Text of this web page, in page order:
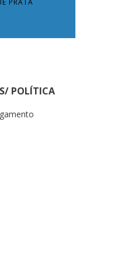
POLÍTICA